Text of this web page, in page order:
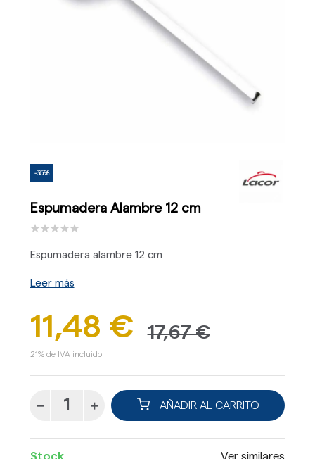
-35%
Espumadera Alambre 12 cm
Espumadera alambre 12 cm
Leer más
11,48 € 17,67 €
21% de IVA incluido.
AÑADIR AL CARRITO